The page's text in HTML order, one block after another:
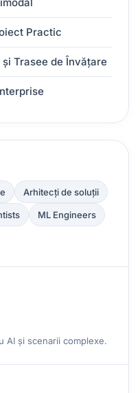
Practic
Trasee de Învățare
Arhitecți de soluții
ML Engineers
AI și scenarii complexe.